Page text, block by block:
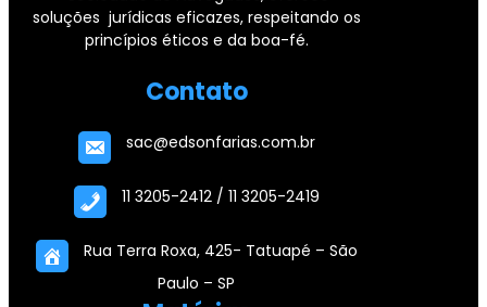
soluções jurídicas eficazes, respeitando os
princípios éticos e da boa-fé.
Contato
sac@edsonfarias.com.br
11 3205-2412 / 11 3205-2419
Rua Terra Roxa, 425- Tatuapé – São
Paulo – SP